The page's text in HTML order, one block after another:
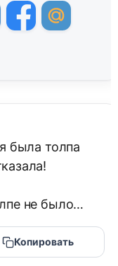
была толпа
не было…
Копировать